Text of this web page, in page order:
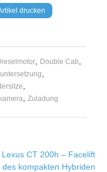
drucken
Double Cab
Zuladung
Lexus CT 200h – Facelift
des kompakten Hybriden